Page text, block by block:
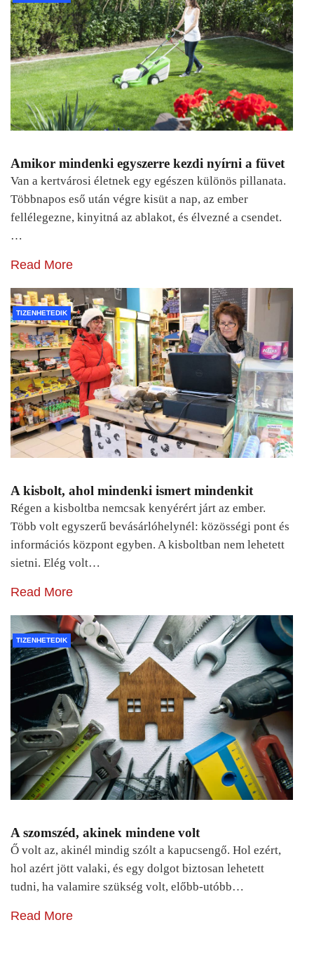
Amikor mindenki egyszerre kezdi nyírni a füvet
Van a kertvárosi életnek egy egészen különös pillanata.
Többnapos eső után végre kisüt a nap, az ember
fellélegezne, kinyitná az ablakot, és élvezné a csendet.
…
Read More
TIZENHETEDIK
A kisbolt, ahol mindenki ismert mindenkit
Régen a kisboltba nemcsak kenyérért járt az ember.
Több volt egyszerű bevásárlóhelynél: közösségi pont és
információs központ egyben. A kisboltban nem lehetett
sietni. Elég volt…
Read More
TIZENHETEDIK
A szomszéd, akinek mindene volt
Ő volt az, akinél mindig szólt a kapucsengő. Hol ezért,
hol azért jött valaki, és egy dolgot biztosan lehetett
tudni, ha valamire szükség volt, előbb-utóbb…
Read More